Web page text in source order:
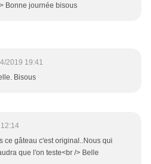
Bonne journée bisous
2019 19:41
Bisous
ce gâteau c'est original..Nous qui
que l'on teste<br /> Belle